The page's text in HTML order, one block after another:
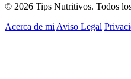
© 2026 Tips Nutritivos. Todos
Acerca de mi Aviso Legal